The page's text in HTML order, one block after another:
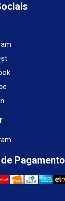
Pagamento